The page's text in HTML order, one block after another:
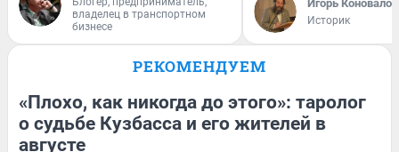
владелец в транспортном
бизнесе
Игорь Коновалов
Историк
РЕКОМЕНДУЕМ
«Плохо, как никогда до этого»: таролог
о судьбе Кузбасса и его жителей в
августе